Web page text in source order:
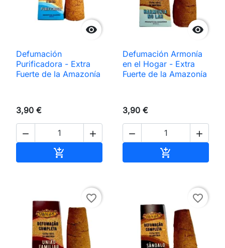

Defumación
Purificadora - Extra
Fuerte de la Amazonía
3,90 €
 


Defumación Armonía
en el Hogar - Extra
Fuerte de la Amazonía
3,90 €
 

favorite_border favorite_border